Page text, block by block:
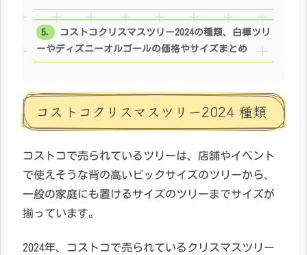
コストコクリスマスツリー2024の種類、白樺ツリ
ーやディズニーオルゴールの価格やサイズまとめ
コストコクリスマスツリー2024 種類
コストコで売られているツリーは、店舗やイベント
で使えそうな背の高いビックサイズのツリーから、
一般の家庭にも置けるサイズのツリーまでサイズが
揃っています。
2024年、コストコで売られているクリスマスツリー